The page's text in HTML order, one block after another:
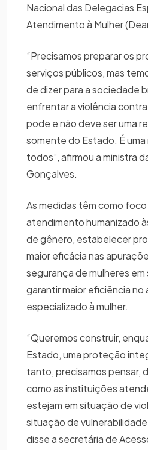
Nacional das Delegacias
Atendimento à Mulher
“Precisamos preparar os
serviços públicos, mas
de dizer para a sociedade
enfrentar a violência
pode e não deve ser uma
somente do Estado. É
todos”, afirmou a ministra
Gonçalves.
As medidas têm como
atendimento humanizado
de gênero, estabelecer
maior eficácia nas
segurança de mulheres
garantir maior eficiência
especializado à mulher.
“Queremos construir,
Estado, uma proteção
tanto, precisamos pensar,
como as instituições
estejam em situação de
situação de
disse a secretária de